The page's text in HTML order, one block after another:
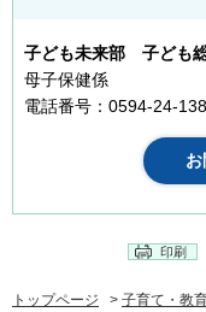
子ども未来部 子ども
母子保健係
電話番号：0594-24-
印刷
トップページ > 子育て・教